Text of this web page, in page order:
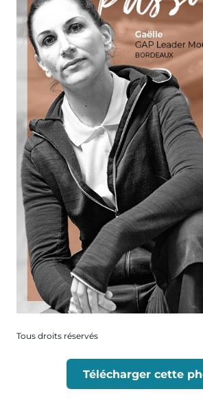
Tous droits réservés
Télécharger cette